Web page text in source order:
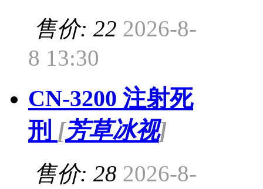
售价: 22 2026-8-
8 13:30
CN-3200 注射死
刑 [芳草冰视]
售价: 28 2026-8-